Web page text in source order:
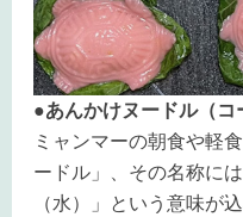
●あんかけヌードル（コ
ミャンマーの朝食や軽
ードル」、その名称に
（水）」という意味が